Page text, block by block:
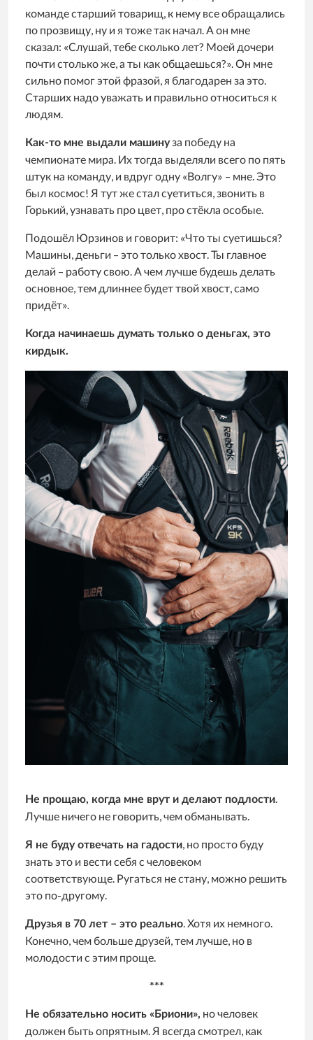
команде старший товарищ, к нему все обращались
по прозвищу, ну и я тоже так начал. А он мне
сказал: «Слушай, тебе сколько лет? Моей дочери
почти столько же, а ты как общаешься?». Он мне
сильно помог этой фразой, я благодарен за это.
Старших надо уважать и правильно относиться к
людям.
Как-то мне выдали машинуза победу на
чемпионате мира. Их тогда выделяли всего по пять
штук на команду, и вдруг одну «Волгу» – мне. Это
был космос! Я тут же стал суетиться, звонить в
Горький, узнавать про цвет, про стёкла особые.
Подошёл Юрзинов и говорит: «Что ты суетишься?
Машины, деньги – это только хвост. Ты главное
делай – работу свою. А чем лучше будешь делать
основное, тем длиннее будет твой хвост, само
придёт».
Когда начинаешь думать только о деньгах, это
кирдык.
Не прощаю, когда мне врут и делают подлости.
Лучше ничего не говорить, чем обманывать.
Я не буду отвечать на гадости, но просто буду
знать это и вести себя с человеком
соответствующе. Ругаться не стану, можно решить
это по-другому.
Друзья в 70 лет – это реально. Хотя их немного.
Конечно, чем больше друзей, тем лучше, но в
молодости с этим проще.
***
Не обязательно носить «Бриони», но человек
должен быть опрятным. Я всегда смотрел, как